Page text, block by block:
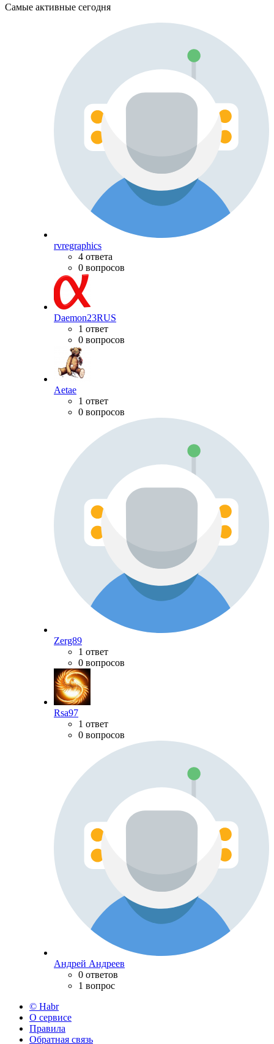
Самые активные сегодня
rvregraphics
4 ответа
0 вопросов
Daemon23RUS
1 ответ
0 вопросов
Aetae
1 ответ
0 вопросов
Zerg89
1 ответ
0 вопросов
Rsa97
1 ответ
0 вопросов
Андрей Андреев
0 ответов
1 вопрос
© Habr
О сервисе
Правила
Обратная связь